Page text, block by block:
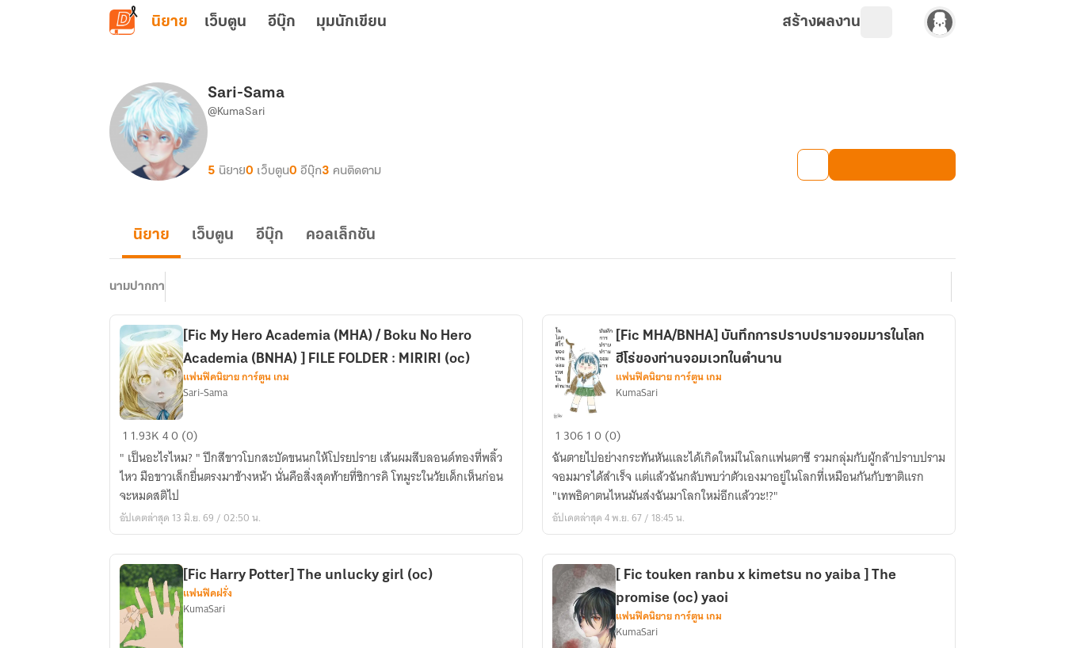
ข้ามไปยังเนื้อหาหลัก
นิยาย เว็บตูน อีบุ๊ก มุมนักเขียน สร้างผลงาน
Sari-Sama
@KumaSari
5 นิยาย0 เว็บตูน0 อีบุ๊ก3 คนติดตาม
นิยาย เว็บตูน อีบุ๊ก คอลเล็กชัน
นามปากกา
[Fic
My
Hero
Academia
(MHA)​
/
No
Hero
Academia​
(BNHA)​
]​
[Fic My Hero Academia (MHA)​ / Boku No Hero
Academia​ (BNHA)​ ]​ FILE​ FOLDER​ : MIRIRI (oc)​
แฟนฟิคนิยาย การ์ตูน เกม
Sari-Sama
1 1.93K40 (0)
" เป็นอะไรไหม? " ปีกสีขาวโบกสะบัดขนนกให้โปรยปราย เส้นผมสีบลอนด์ทองที่พลิ้ว
ไหว มือขาวเล็กยื่นตรงมาข้างหน้า นั่นคือสิ่งสุดท้ายที่ชิการคิ โทมูระในวัยเด็กเห็นก่อน
จะหมดสติไป
อัปเดตล่าสุด 13 มิ.ย. 69 / 02:50 น.
[Fic​
MHA/BNHA]​
บันทึก
การ
ปราบ
ปราม
มาร
ใน
โลก
ฮีโร่​
ของ
[Fic​ MHA/BNHA]​ บันทึกการปราบปรามจอมมารในโลก
ฮีโร่​ของท่านจอมเวทในตำนาน
แฟนฟิคนิยาย การ์ตูน เกม
KumaSari
1 30610 (0)
ฉันตายไปอย่างกระทันหัน​และได้เกิดใหม่ในโลกแฟนตาซี​ รวมกลุ่มกับผู้กล้าปราบปราม
จอมมารได้สำเร็จ​ แต่แล้วฉันกลับพบว่าตัวเองมาอยู่ในโลกที่เหมือนกันกับชาติแรก​
"เทพธิดาตนไหนมันส่งฉันมาโลกใหม่อีกแล้ววะ!?"
อัปเดตล่าสุด 4 พ.ย. 67 / 18:45 น.
[Fic Harry Potter]​ The unlucky girl​ (oc)​
แฟนฟิคฝรั่ง
KumaSari
[ Fic touken ranbu x kimetsu no yaiba​ ]​ The
promise (oc) yaoi
แฟนฟิคนิยาย การ์ตูน เกม
KumaSari